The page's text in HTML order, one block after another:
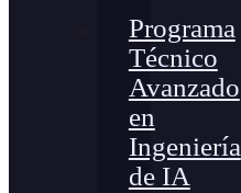
Programa
Técnico
Avanzado
en
Ingeniería
de IA